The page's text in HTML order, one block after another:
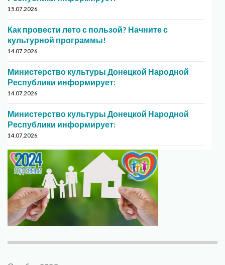
15.07.2026
Как провести лето с пользой? Начните с
культурной программы!
14.07.2026
Министерство культуры Донецкой Народной
Республики информирует:
14.07.2026
Министерство культуры Донецкой Народной
Республики информирует:
14.07.2026